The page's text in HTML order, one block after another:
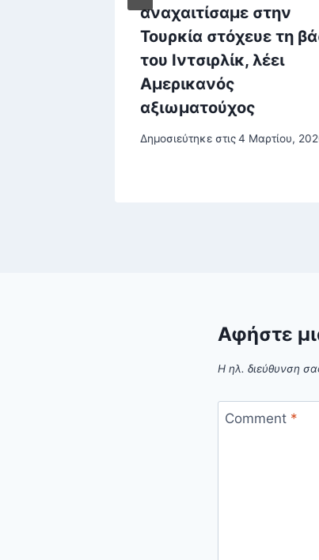
αναχαιτίσαμε στην
Τουρκία στόχευε τη
του Ιντσιρλίκ, λέει
Αμερικανός
αξιωματούχος
Δημοσιεύτηκε στις4 Μαρτίου,
Αφήστε
Η ηλ. διεύθυνση
Comment *